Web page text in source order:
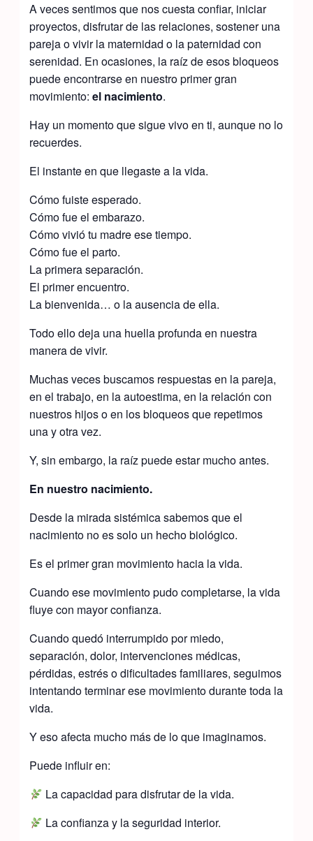
A veces sentimos que nos cuesta confiar, iniciar
proyectos, disfrutar de las relaciones, sostener una
pareja o vivir la maternidad o la paternidad con
serenidad. En ocasiones, la raíz de esos bloqueos
puede encontrarse en nuestro primer gran
movimiento:el nacimiento.
Hay un momento que sigue vivo en ti, aunque no lo
recuerdes.
El instante en que llegaste a la vida.
Cómo fuiste esperado.
Cómo fue el embarazo.
Cómo vivió tu madre ese tiempo.
Cómo fue el parto.
La primera separación.
El primer encuentro.
La bienvenida… o la ausencia de ella.
Todo ello deja una huella profunda en nuestra
manera de vivir.
Muchas veces buscamos respuestas en la pareja,
en el trabajo, en la autoestima, en la relación con
nuestros hijos o en los bloqueos que repetimos
una y otra vez.
Y, sin embargo, la raíz puede estar mucho antes.
En nuestro nacimiento.
Desde la mirada sistémica sabemos que el
nacimiento no es solo un hecho biológico.
Es el primer gran movimiento hacia la vida.
Cuando ese movimiento pudo completarse, la vida
fluye con mayor confianza.
Cuando quedó interrumpido por miedo,
separación, dolor, intervenciones médicas,
pérdidas, estrés o dificultades familiares, seguimos
intentando terminar ese movimiento durante toda la
vida.
Y eso afecta mucho más de lo que imaginamos.
Puede influir en:
La capacidad para disfrutar de la vida.
La confianza y la seguridad interior.